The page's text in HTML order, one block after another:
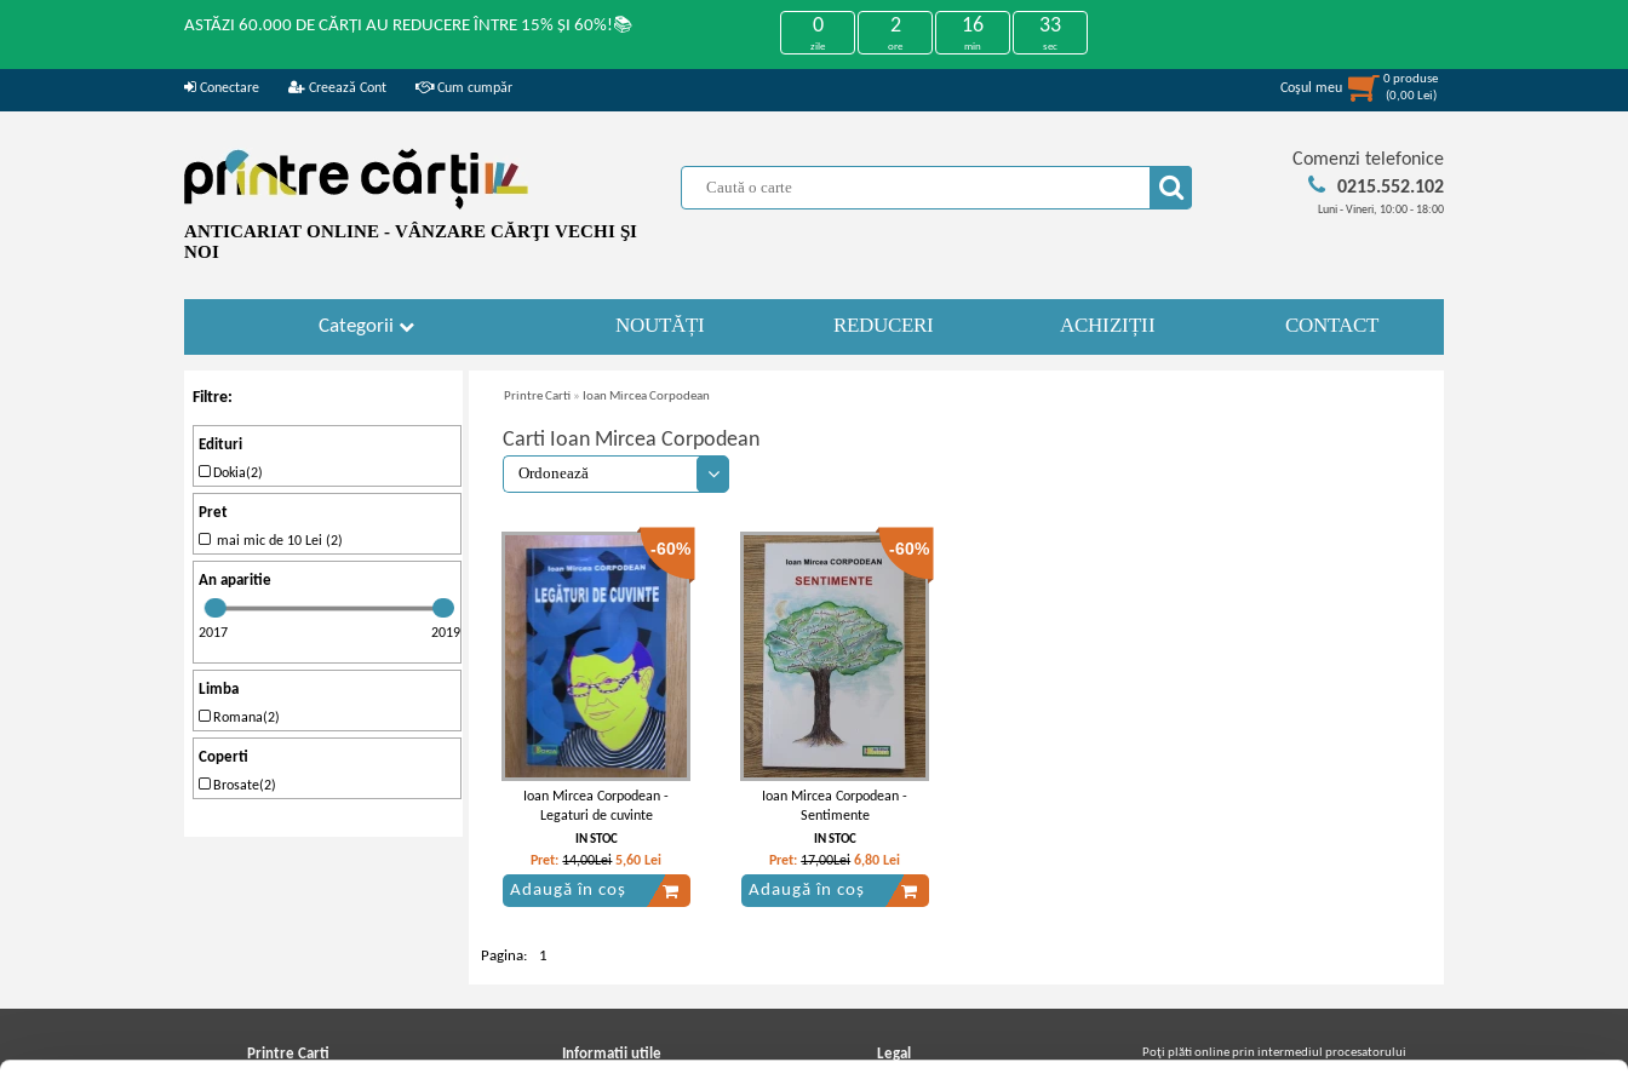
ASTĂZI 60.000 DE CĂRȚI AU REDUCERE ÎNTRE 15% ȘI 60%!📚 0
zile
2
ore
16
min
33
sec
Conectare Creează Cont Cum cumpăr Coşul meu
0produse
(0,00 Lei)
ANTICARIAT ONLINE - VÂNZARE CĂRŢI VECHI ŞI
NOI
Comenzi telefonice
0215.552.102
Luni - Vineri, 10:00 - 18:00
Categorii NOUTĂȚI REDUCERI ACHIZIȚII CONTACT
Filtre:
Edituri
Dokia(2)
Pret
mai mic de 10 Lei (2)
An aparitie
2017 2019
Limba
Romana(2)
Coperti
Brosate(2)
Printre Carti » Ioan Mircea Corpodean
Carti Ioan Mircea Corpodean
-60%
Ioan Mircea Corpodean -
Legaturi de cuvinte
IN STOC
Pret:14,00Lei 5,60 Lei
Adaugă în coș
-60%
Ioan Mircea Corpodean -
Sentimente
IN STOC
Pret:17,00Lei 6,80 Lei
Adaugă în coș
Pagina: 1
Printre Carti Informatii utile Legal
Poţi plăti online prin intermediul procesatorului